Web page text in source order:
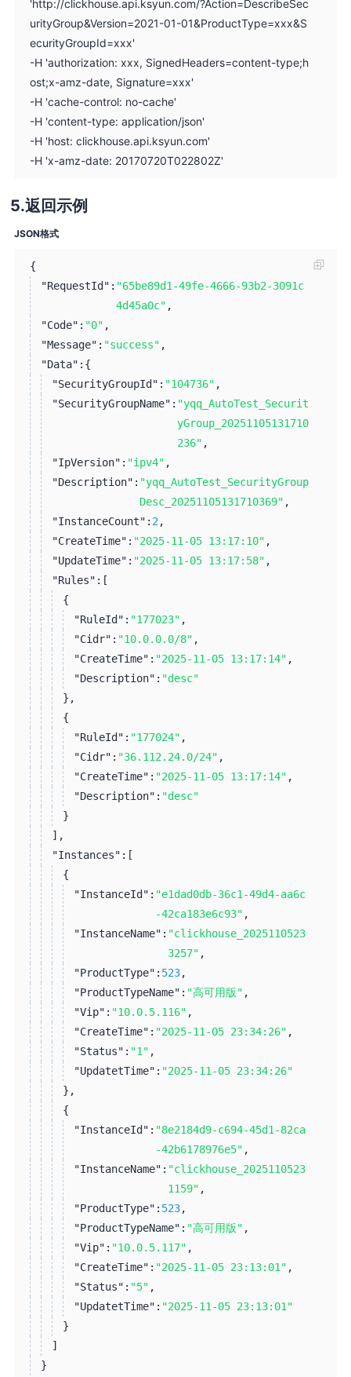
'http://clickhouse.api.ksyun.com/?Action=DescribeSec
urityGroup&Version=2021-01-01&ProductType=xxx&S
ecurityGroupId=xxx'
-H 'authorization: xxx, SignedHeaders=content-type;h
ost;x-amz-date, Signature=xxx'
-H 'cache-control: no-cache'
-H 'content-type: application/json'
-H 'host: clickhouse.api.ksyun.com'
-H 'x-amz-date: 20170720T022802Z'
返回示例
JSON格式
{
"RequestId": "65be89d1-49fe-4666-93b2-3091c
4d45a0c" ,
"Code": "0" ,
"Message": "success" ,
"Data": {
"SecurityGroupId": "104736" ,
"SecurityGroupName": "yqq_AutoTest_Securit
yGroup_20251105131710
236" ,
"IpVersion": "ipv4" ,
"Description": "yqq_AutoTest_SecurityGroup
Desc_20251105131710369" ,
"InstanceCount": 2 ,
"CreateTime": "2025-11-05 13:17:10" ,
"UpdateTime": "2025-11-05 13:17:58" ,
"Rules": [
{
"RuleId": "177023" ,
"Cidr": "10.0.0.0/8" ,
"CreateTime": "2025-11-05 13:17:14" ,
"Description": "desc"
} ,
{
"RuleId": "177024" ,
"Cidr": "36.112.24.0/24" ,
"CreateTime": "2025-11-05 13:17:14" ,
"Description": "desc"
}
] ,
"Instances": [
{
"InstanceId": "e1dad0db-36c1-49d4-aa6c
-42ca183e6c93" ,
"InstanceName": "clickhouse_2025110523
3257" ,
"ProductType": 523,
"ProductTypeName": "高可用版" ,
"Vip": "10.0.5.116" ,
"CreateTime": "2025-11-05 23:34:26" ,
"Status": "1" ,
"UpdatetTime": "2025-11-05 23:34:26"
} ,
{
"InstanceId": "8e2184d9-c694-45d1-82ca
-42b6178976e5" ,
"InstanceName": "clickhouse_2025110523
1159" ,
"ProductType": 523,
"ProductTypeName": "高可用版" ,
"Vip": "10.0.5.117" ,
"CreateTime": "2025-11-05 23:13:01" ,
"Status": "5" ,
"UpdatetTime": "2025-11-05 23:13:01"
}
]
}